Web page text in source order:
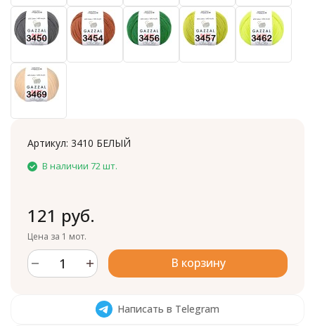
Артикул: 3410 БЕЛЫЙ
В наличии 72 шт.
121 руб.
Цена за 1 мот.
В корзину
Написать в Telegram